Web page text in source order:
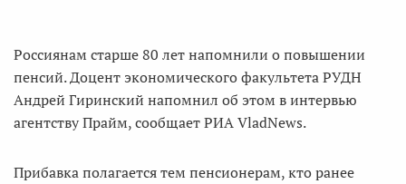
Россиянам старше 80 лет напомнили о повышении
пенсий. Доцент экономического факультета РУДН
Андрей Гиринский напомнил об этом в интервью
агентству Прайм, сообщает РИА VladNews.
Прибавка полагается тем пенсионерам, кто ранее